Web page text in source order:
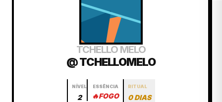
TCHELLO MELO
@ TCHELLOMELO
NÍVEL
2
ESSÊNCIA
🔥FOGO
RITUAL
0 DIAS